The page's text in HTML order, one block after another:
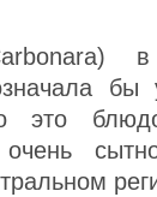
бы
это
очень